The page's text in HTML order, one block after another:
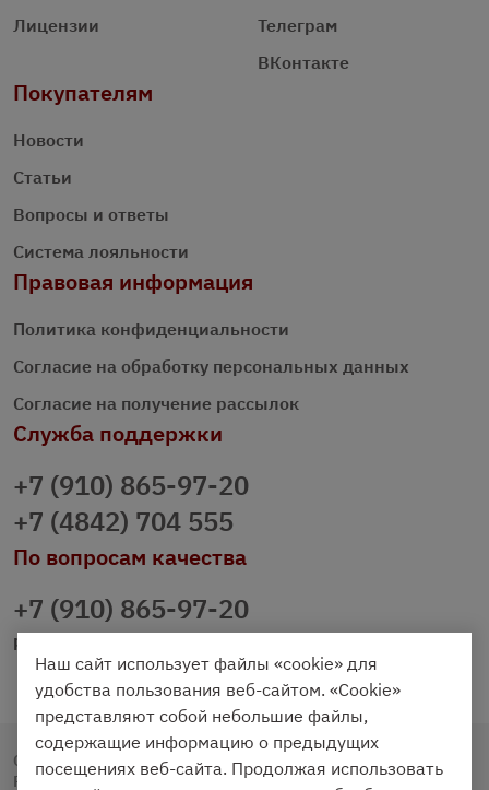
Лицензии
Телеграм
ВКонтакте
Покупателям
Новости
Статьи
Вопросы и ответы
Система лояльности
Правовая информация
Политика конфиденциальности
Согласие на обработку персональных данных
Согласие на получение рассылок
Служба поддержки
+7 (910) 865-97-20
+7 (4842) 704 555
По вопросам качества
+7 (910) 865-97-20
prazdnichniy40@palmi.ru
Copyright © 2020 - 2026. Праздничный Стол.
Разработка и продвижение - Vegas Studio
Наш сайт использует файлы «cookie» для
удобства пользования веб-сайтом. «Cookie»
представляют собой небольшие файлы,
содержащие информацию о предыдущих
посещениях веб-сайта. Продолжая использовать